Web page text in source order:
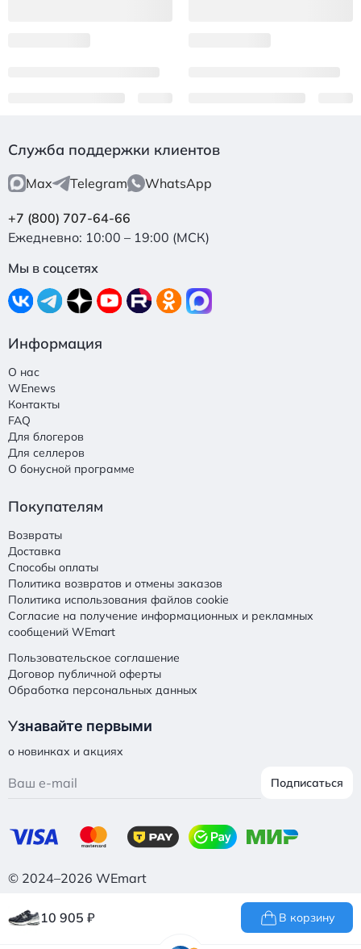
10 905 ₽ В корзину
Служба поддержки клиентов
Max Telegram WhatsApp
+7 (800) 707-64-66
Ежедневно: 10:00 – 19:00 (МСК)
Мы в соцсетях
Информация
О нас
WEnews
Контакты
FAQ
Для блогеров
Для селлеров
О бонусной программе
Покупателям
Возвраты
Доставка
Способы оплаты
Политика возвратов и отмены заказов
Политика использования файлов cookie
Согласие на получение информационных и рекламных
сообщений WEmart
Пользовательское соглашение
Договор публичной оферты
Обработка персональных данных
Узнавайте первыми
о новинках и акциях
Подписаться
© 2024–2026 WEmart